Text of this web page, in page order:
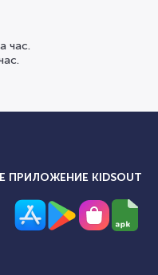
час.
ПРИЛОЖЕНИЕ KIDSOUT